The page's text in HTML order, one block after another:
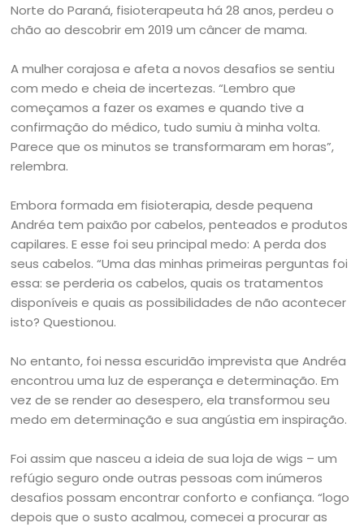
Norte do Paraná, fisioterapeuta há 28 anos, perdeu o
chão ao descobrir em 2019 um câncer de mama.
A mulher corajosa e afeta a novos desafios se sentiu
com medo e cheia de incertezas. “Lembro que
começamos a fazer os exames e quando tive a
confirmação do médico, tudo sumiu à minha volta.
Parece que os minutos se transformaram em horas”,
relembra.
Embora formada em fisioterapia, desde pequena
Andréa tem paixão por cabelos, penteados e produtos
capilares. E esse foi seu principal medo: A perda dos
seus cabelos. “Uma das minhas primeiras perguntas foi
essa: se perderia os cabelos, quais os tratamentos
disponíveis e quais as possibilidades de não acontecer
isto? Questionou.
No entanto, foi nessa escuridão imprevista que Andréa
encontrou uma luz de esperança e determinação. Em
vez de se render ao desespero, ela transformou seu
medo em determinação e sua angústia em inspiração.
Foi assim que nasceu a ideia de sua loja de wigs – um
refúgio seguro onde outras pessoas com inúmeros
desafios possam encontrar conforto e confiança. “logo
depois que o susto acalmou, comecei a procurar as